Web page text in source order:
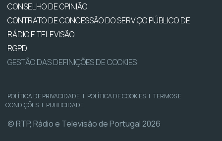
CONSELHO DE OPINIÃO
CONTRATO DE CONCESSÃO DO SERVIÇO PÚBLICO DE
RÁDIO E TELEVISÃO
RGPD
GESTÃO DAS DEFINIÇÕES DE COOKIES
POLÍTICA DE PRIVACIDADE | POLÍTICA DE COOKIES | TERMOS E
CONDIÇÕES | PUBLICIDADE
© RTP, Rádio e Televisão de Portugal 2026